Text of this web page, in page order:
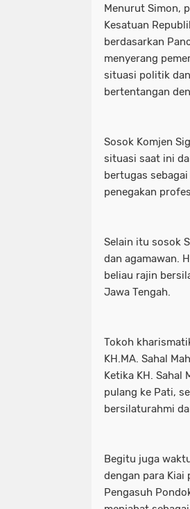
Menurut Simon,
Kesatuan
berdasarkan
menyerang
situasi politik
bertentangan
Sosok Komjen
situasi saat ini
bertugas
penegakan
Selain itu sosok
dan agamawan.
beliau rajin
Jawa Tengah.
Tokoh
KH.MA. Sahal
Ketika KH. Sahal
pulang ke Pati,
bersilaturahmi
Begitu juga
dengan para Kiai
Pengasuh